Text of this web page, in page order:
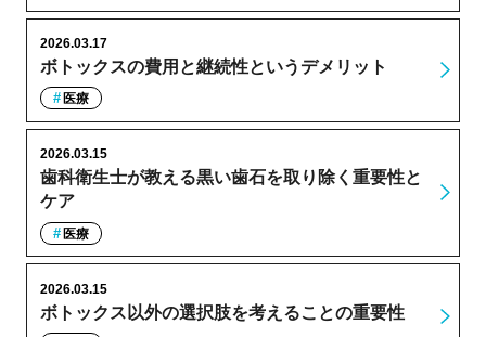
ボトックスの費用と継続性というデメリット
2026.03.17
医療
歯科衛生士が教える黒い歯石を取り除く重要性と
ケア
2026.03.15
医療
ボトックス以外の選択肢を考えることの重要性
2026.03.15